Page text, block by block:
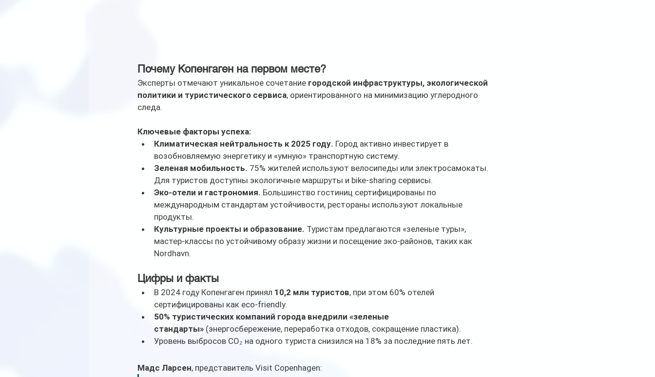
Почему Копенгаген на первом месте?
Эксперты отмечают уникальное сочетание городской инфраструктуры, экологической
политики и туристического сервиса, ориентированного на минимизацию углеродного
следа.
Ключевые факторы успеха:
Климатическая нейтральность к 2025 году. Город активно инвестирует в
возобновляемую энергетику и «умную» транспортную систему.
Зеленая мобильность. 75% жителей используют велосипеды или электросамокаты.
Для туристов доступны экологичные маршруты и bike-sharing сервисы.
Эко-отели и гастрономия. Большинство гостиниц сертифицированы по
международным стандартам устойчивости, рестораны используют локальные
продукты.
Культурные проекты и образование. Туристам предлагаются «зеленые туры»,
мастер-классы по устойчивому образу жизни и посещение эко-районов, таких как
Nordhavn.
Цифры и факты
В 2024 году Копенгаген принял 10,2 млн туристов, при этом 60% отелей
сертифицированы как eco-friendly.
50% туристических компаний города внедрили «зеленые
стандарты» (энергосбережение, переработка отходов, сокращение пластика).
Уровень выбросов CO₂ на одного туриста снизился на 18% за последние пять лет.
Мадс Ларсен, представитель Visit Copenhagen: